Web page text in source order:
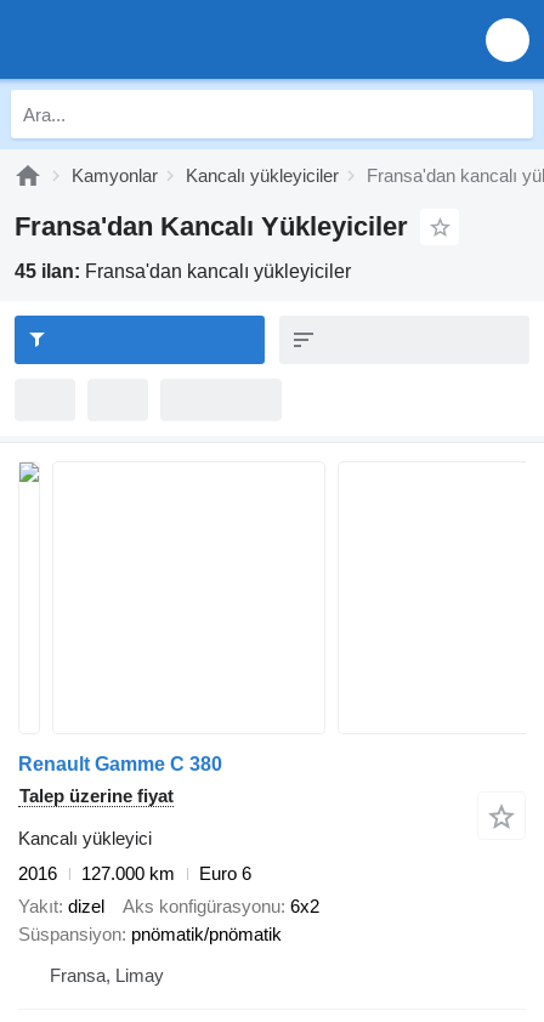
Kamyonlar Kancalı yükleyiciler Fransa'dan kancalı
Fransa'dan Kancalı Yükleyiciler
45 ilan: Fransa'dan kancalı yükleyiciler
Renault Gamme C 380
Talep üzerine fiyat
Kancalı yükleyici
2016
127.000 km
Euro 6
Yakıt dizel Aks konfigürasyonu 6x2
Süspansiyon pnömatik/pnömatik
Fransa, Limay